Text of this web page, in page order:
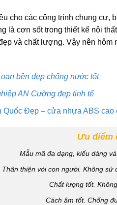
cho các công trình chung cư,
là cơn sốt trong thiết kế nội
và chất lượng. Vậy nên
bền đẹp chống nước tốt
AN Cường đẹp tinh tế
Quốc Đẹp – cửa nhựa ABS cao
Ưu điểm
Mẫu mã đa dạng , kiểu dáng
Thân thiện với con người. Không sử
Chất lượng tốt.
Cách âm tốt. Chống